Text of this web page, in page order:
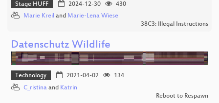
Stage HUFF 2024-12-30
430
Marie Kreil and Marie-Lena Wiese
38C3: Illegal Instructions
Datenschutz Wildlife
Technology 2021-04-02
134
C_ristina and Katrin
Reboot to Respawn